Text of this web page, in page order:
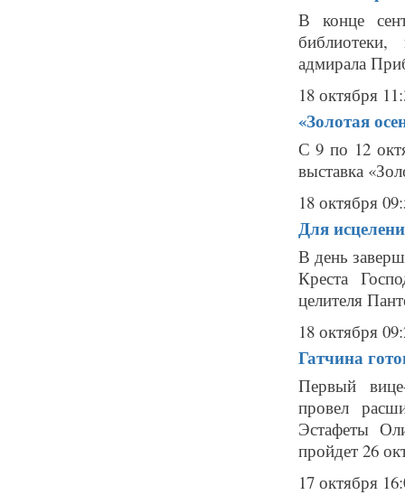
В конце
адмирала
18 октября
«Золотая
С 9 по 12
выставка
18 октября
Для
В день
Креста
целителя
18 октября
Гатчина
Первый
провел
Эстафеты
пройдет 26
17 октября